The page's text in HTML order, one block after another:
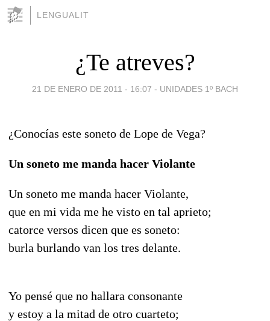
LENGUALIT
¿Te atreves?
21 DE ENERO DE 2011 - 16:07 - UNIDADES 1º BACH
¿Conocías este soneto de Lope de Vega?
Un soneto me manda hacer Violante
Un soneto me manda hacer Violante,
que en mi vida me he visto en tal aprieto;
catorce versos dicen que es soneto:
burla burlando van los tres delante.
Yo pensé que no hallara consonante
y estoy a la mitad de otro cuarteto;